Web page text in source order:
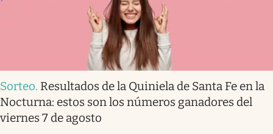
Sorteo. Resultados de la Quiniela de Santa Fe en la
Nocturna: estos son los números ganadores del
viernes 7 de agosto